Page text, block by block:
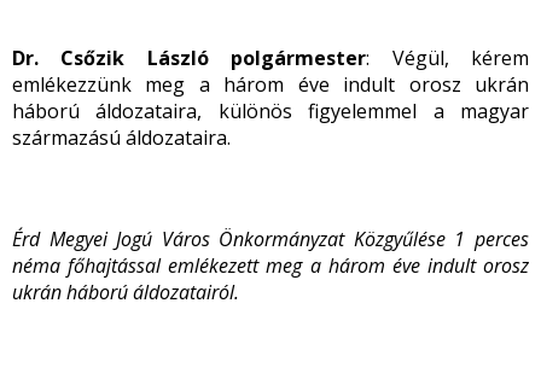
Dr. Csőzik László polgármester: Végül, kérem
emlékezzünk meg a három éve indult orosz ukrán
háború áldozataira, különös figyelemmel a magyar
származású áldozataira.
Érd Megyei Jogú Város Önkormányzat Közgyűlése 1 perces
néma főhajtással emlékezett meg a három éve indult orosz
ukrán háború áldozatairól.